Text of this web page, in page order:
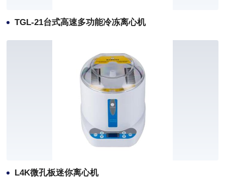
TGL-21台式高速多功能冷冻离心机
L4K微孔板迷你离心机